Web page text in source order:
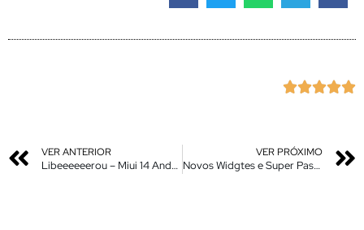

VER ANTERIOR
Libeeeeeerou – Miui 14 Android 13 – Miui 13 Android 12 – Novas Atualizações
VER PRÓXIMO
Novos Widgtes e Super Pastas pra o Seu Xiaomi Sem Root